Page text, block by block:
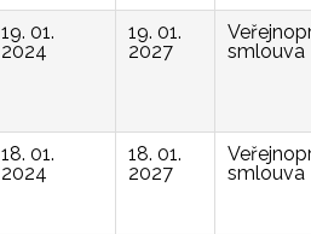
19. 01.
2024
19. 01.
2027
smlouva
18. 01.
2024
18. 01.
2027
smlouva